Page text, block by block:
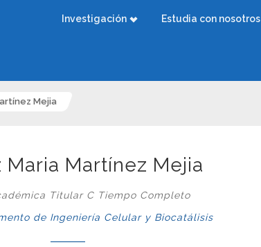
Investigación Estudia con nosotros
Mejia
Maria Martínez Mejia
Titular C Tiempo Completo
de Ingeniería Celular y Biocatálisis